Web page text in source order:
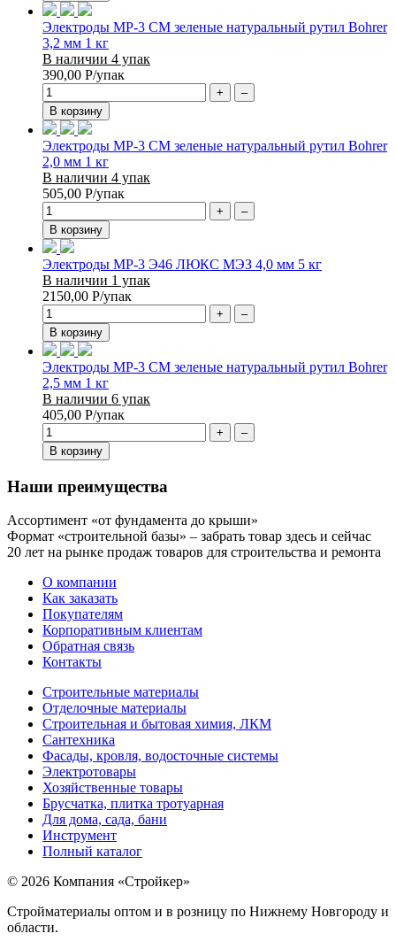
Электроды МР-3 СМ зеленые натуральный рутил Bohrer
3,2 мм 1 кг
В наличии 4 упак
390,00 Р/упак
+
–
В корзину
Электроды МР-3 СМ зеленые натуральный рутил Bohrer
2,0 мм 1 кг
В наличии 4 упак
505,00 Р/упак
+
–
В корзину
Электроды МР-3 Э46 ЛЮКС МЭЗ 4,0 мм 5 кг
В наличии 1 упак
2150,00 Р/упак
+
–
В корзину
Электроды МР-3 СМ зеленые натуральный рутил Bohrer
2,5 мм 1 кг
В наличии 6 упак
405,00 Р/упак
+
–
В корзину
Наши преимущества
Ассортимент «от фундамента до крыши»
Формат «строительной базы» – забрать товар здесь и сейчас
20 лет на рынке продаж товаров для строительства и ремонта
О компании
Как заказать
Покупателям
Корпоративным клиентам
Обратная связь
Контакты
Строительные материалы
Отделочные материалы
Строительная и бытовая химия, ЛКМ
Сантехника
Фасады, кровля, водосточные системы
Электротовары
Хозяйственные товары
Брусчатка, плитка тротуарная
Для дома, сада, бани
Инструмент
Полный каталог
© 2026 Компания «Стройкер»
Стройматериалы оптом и в розницу по Нижнему Новгороду и
области.